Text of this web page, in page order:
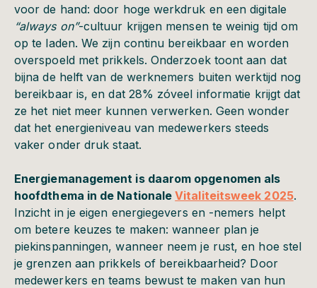
voor de hand: door hoge werkdruk en een digitale
“always on”-cultuur krijgen mensen te weinig tijd om
op te laden. We zijn continu bereikbaar en worden
overspoeld met prikkels. Onderzoek toont aan dat
bijna de helft van de werknemers buiten werktijd nog
bereikbaar is, en dat 28% zóveel informatie krijgt dat
ze het niet meer kunnen verwerken. Geen wonder
dat het energieniveau van medewerkers steeds
vaker onder druk staat.
Energiemanagement is daarom opgenomen als
hoofdthema in de NationaleVitaliteitsweek 2025.
Inzicht in je eigen energiegevers en -nemers helpt
om betere keuzes te maken: wanneer plan je
piekinspanningen, wanneer neem je rust, en hoe stel
je grenzen aan prikkels of bereikbaarheid? Door
medewerkers en teams bewust te maken van hun